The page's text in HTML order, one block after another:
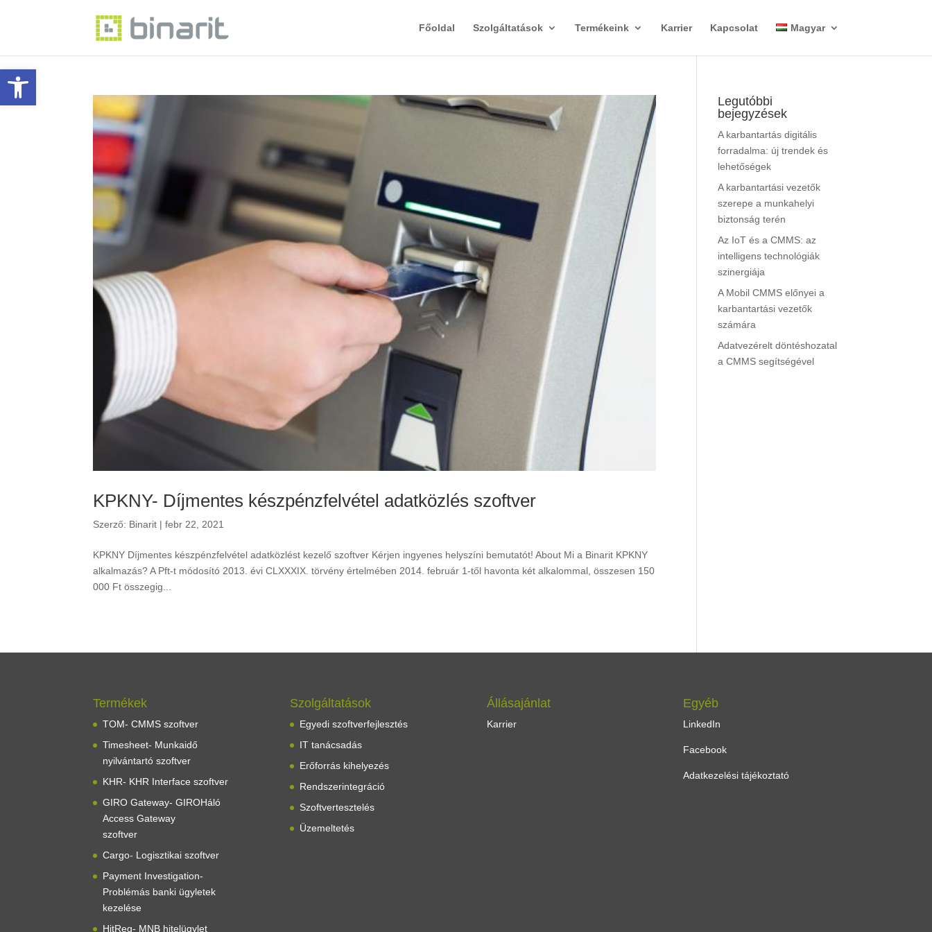
Eszköztár megnyitása
Főoldal Szolgáltatások Termékeink Karrier Kapcsolat Magyar
KPKNY- Díjmentes készpénzfelvétel adatközlés szoftver
Szerző: Binarit |febr 22, 2021
KPKNY Díjmentes készpénzfelvétel adatközlést kezelő szoftver Kérjen ingyenes helyszíni bemutatót! About Mi a Binarit KPKNY
alkalmazás? A Pft-t módosító 2013. évi CLXXXIX. törvény értelmében 2014. február 1-től havonta két alkalommal, összesen 150
000 Ft összegig...
Legutóbbi
bejegyzések
A karbantartás digitális
forradalma: új trendek és
lehetőségek
A karbantartási vezetők
szerepe a munkahelyi
biztonság terén
Az IoT és a CMMS: az
intelligens technológiák
szinergiája
A Mobil CMMS előnyei a
karbantartási vezetők
számára
Adatvezérelt döntéshozatal
a CMMS segítségével
Termékek
TOM- CMMS szoftver
Timesheet- Munkaidő
nyilvántartó szoftver
KHR- KHR Interface szoftver
GIRO Gateway- GIROHáló
Access Gateway
szoftver
Cargo- Logisztikai szoftver
Payment Investigation-
Problémás banki ügyletek
kezelése
HitReg- MNB hitelügylet
Szolgáltatások
Egyedi szoftverfejlesztés
IT tanácsadás
Erőforrás kihelyezés
Rendszerintegráció
Szoftvertesztelés
Üzemeltetés
Állásajánlat
Karrier
Egyéb
LinkedIn
Facebook
Adatkezelési tájékoztató